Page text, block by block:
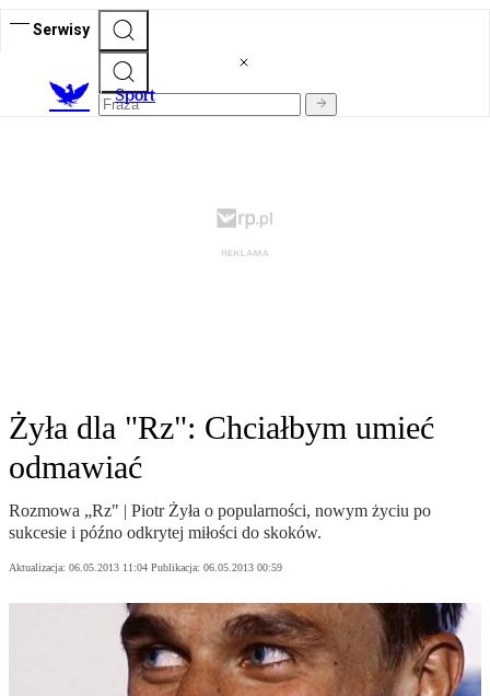
Serwisy
Sport
Żyła dla "Rz": Chciałbym umieć
odmawiać
Rozmowa „Rz" | Piotr Żyła o popularności, nowym życiu po
sukcesie i późno odkrytej miłości do skoków.
Aktualizacja: 06.05.2013 11:04 Publikacja: 06.05.2013 00:59